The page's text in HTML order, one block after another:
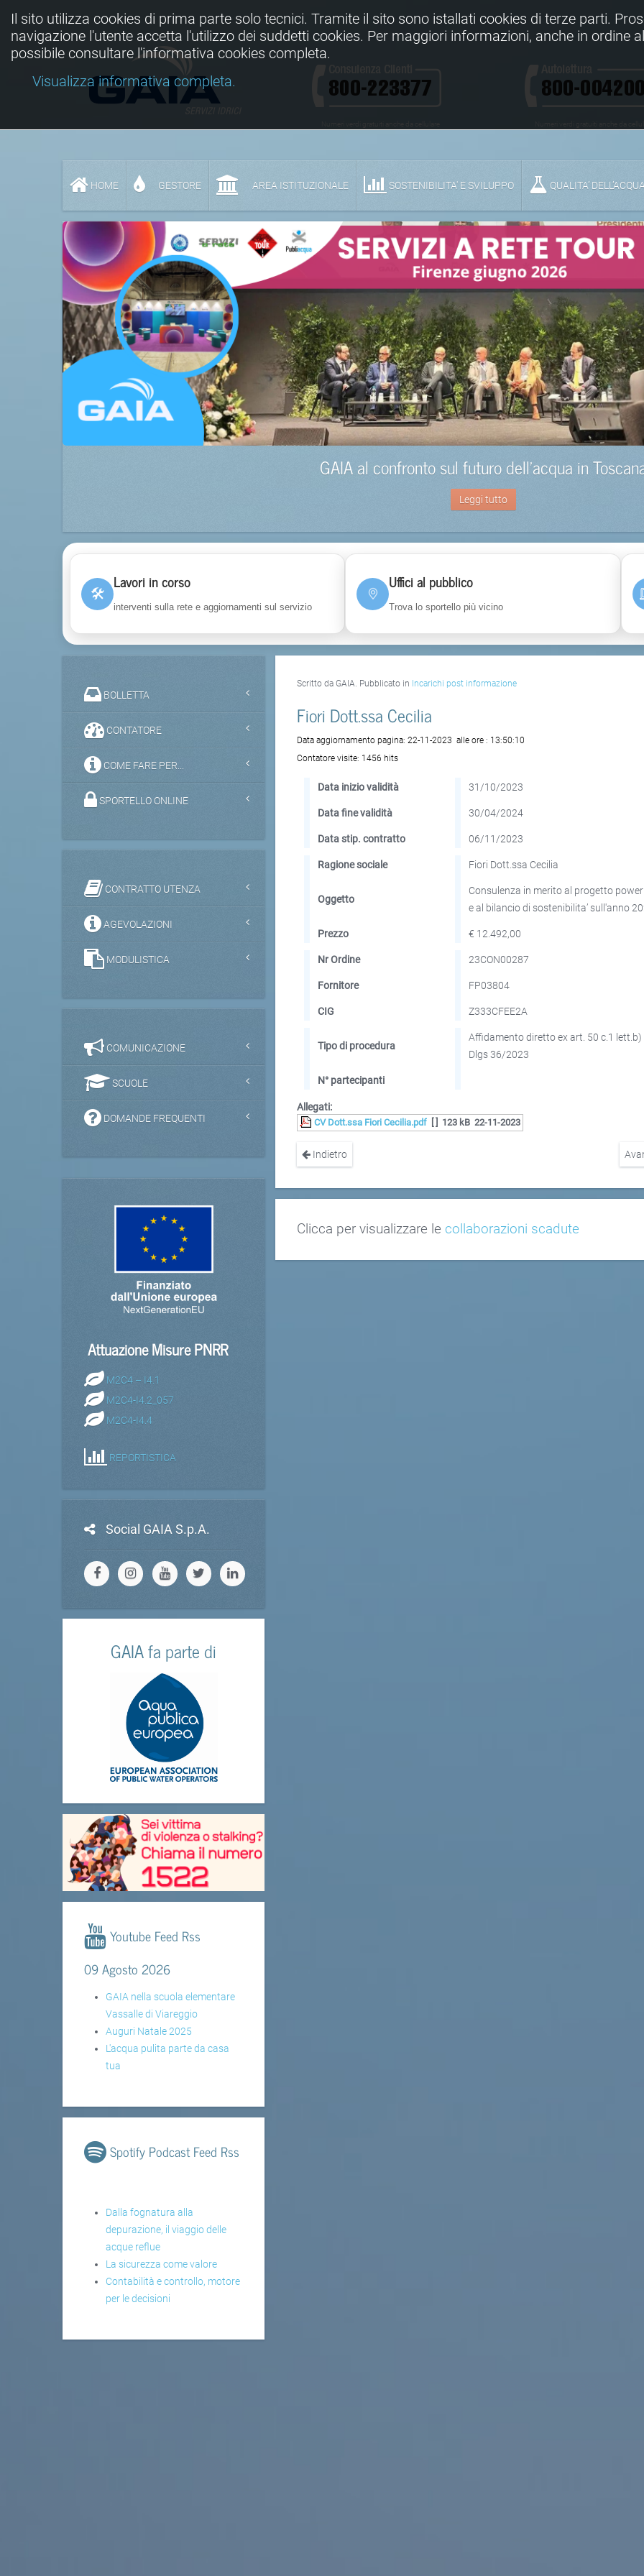
HOME GESTORE AREA ISTITUZIONALE SOSTENIBILITA' E SVILUPPO QUALITA’
GAIA al confronto sul futuro dell’acqua in
Leggi tutto
🛠
Lavori in corso
interventi sulla rete e aggiornamenti sul servizio
Uffici al pubblico
Trova lo sportello più vicino
Scritto da GAIA. Pubblicato in Incarichi post informazione
Fiori Dott.ssa Cecilia
Data aggiornamento pagina:22-11-2023 alle ore : 13:50:10
Contatore visite: 1456 hits
Data inizio validità 31/10/2023
Data fine validità 30/04/2024
Data stip. contratto 06/11/2023
Ragione sociale Fiori Dott.ssa Cecilia
Oggetto
Consulenza in merito al progetto power
e al bilancio di sostenibilita’ sull'anno
Prezzo € 12.492,00
Nr Ordine 23CON00287
Fornitore FP03804
CIG Z333CFEE2A
Tipo di procedura
Affidamento diretto ex art. 50 c.1 lett.b)
Dlgs 36/2023
N° partecipanti
Allegati:
CV Dott.ssa Fiori Cecilia.pdf [ ] 123 kB 22-11-2023
Indietro
Clicca per visualizzare le collaborazioni scadute
BOLLETTA
CONTATORE
COME FARE PER...
SPORTELLO ONLINE
CONTRATTO UTENZA
AGEVOLAZIONI
MODULISTICA
COMUNICAZIONE
SCUOLE
DOMANDE FREQUENTI
Attuazione Misure PNRR
M2C4 – I4.1
M2C4-I4.2_057
M2C4-I4.4
REPORTISTICA
Social GAIA S.p.A.
GAIA fa parte di
Youtube Feed Rss
09 Agosto 2026
GAIA nella scuola elementare
Vassalle di Viareggio
Auguri Natale 2025
L'acqua pulita parte da casa
tua
Spotify Podcast Feed Rss
Dalla fognatura alla
depurazione, il viaggio delle
acque reflue
La sicurezza come valore
Contabilità e controllo, motore
per le decisioni
Il sito utilizza cookies di prima parte solo tecnici. Tramite il sito sono istallati cookies di terze parti.
navigazione l'utente accetta l'utilizzo dei suddetti cookies. Per maggiori informazioni, anche in ordine
possibile consultare l'informativa cookies completa.
Visualizza informativa completa.